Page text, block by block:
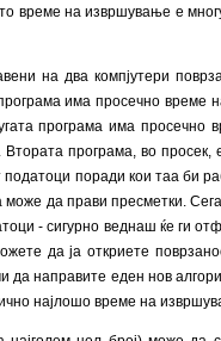
време на извршување е
на два компјутери
има просечно време
програма има просечно
програма, во просек,
поради кои таа би
да прави пресметки.
- сигурно веднаш ќе ги
да ја откриете
направите еден нов
најлошо време на